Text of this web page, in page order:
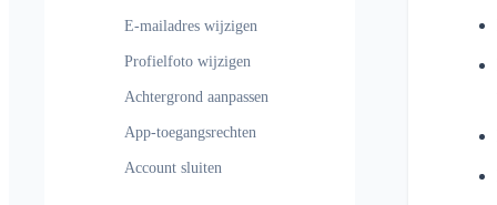
E-mailadres wijzigen
Profielfoto wijzigen
Achtergrond aanpassen
App-toegangsrechten
Account sluiten